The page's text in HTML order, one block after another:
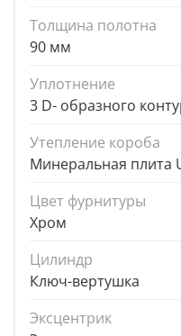
Толщина полотна
90 мм
Уплотнение
3 D- образного
Утепление короба
Минеральная плита
Цвет фурнитуры
Хром
Цилиндр
Ключ-вертушка
Эксцентрик